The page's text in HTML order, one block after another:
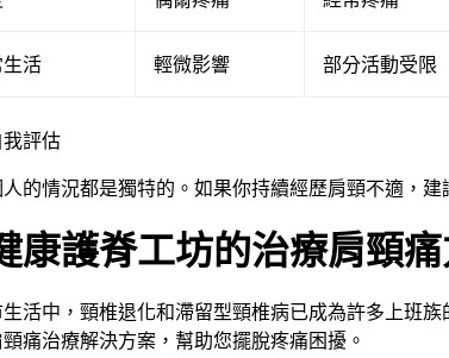
活 輕微影響 部分活動受限
的情況都是獨特的。如果你持續經歷肩頸不適，建
康護脊工坊的治療肩頸
活中，頸椎退化和滯留型頸椎病已成為許多上班
痛治療解決方案，幫助您擺脫疼痛困擾。